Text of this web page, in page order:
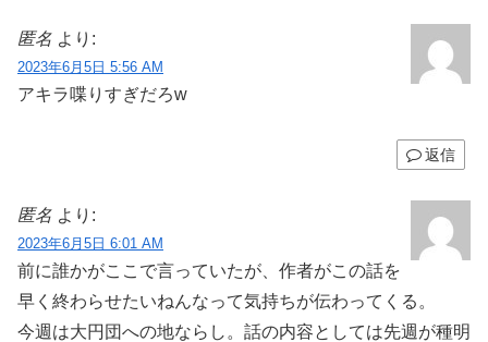
匿名 より:
2023年6月5日 5:56 AM
アキラ喋りすぎだろw
返信
匿名 より:
2023年6月5日 6:01 AM
前に誰かがここで言っていたが、作者がこの話を
早く終わらせたいねんなって気持ちが伝わってくる。
今週は大円団への地ならし。話の内容としては先週が種明